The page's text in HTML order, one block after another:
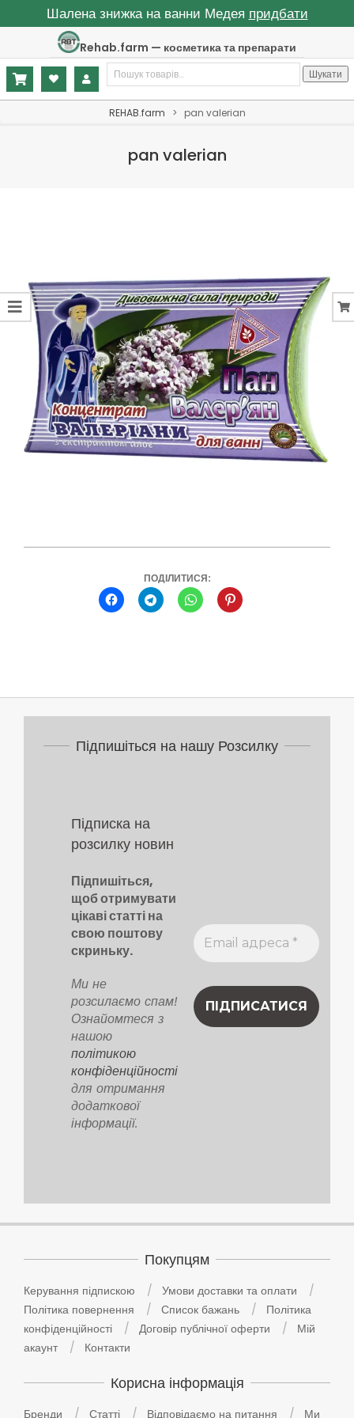
Шалена знижка на ванни Медея придбати
to
content
Rehab.farm — косметика та препарати
Шукати: Шукати
REHAB.farm > pan valerian
pan valerian
ПОДІЛИТИСЯ:
02-
17
Підпишіться на нашу Розсилку
Підписка на
розсилку новин
Підпишіться,
щоб отримувати
цікаві статті на
свою поштову
скриньку.
Ми не
розсилаємо спам!
Ознайомтеся з
нашою
політикою
конфіденційності
для отримання
додаткової
інформації.
Покупцям
Керування підпискою
Умови доставки та оплати
Політика повернення
Список бажань
Політика
конфіденційності
Договір публічної оферти
Мій
акаунт
Контакти
Корисна інформація
Бренди Статті Відповідаємо на питання Ми